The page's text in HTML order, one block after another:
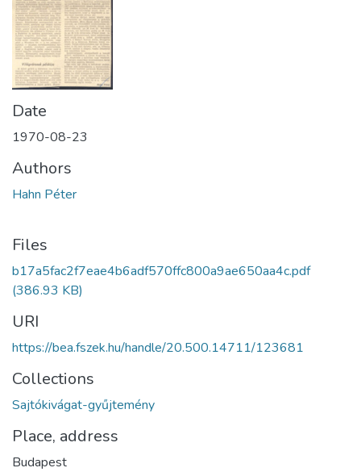
Date
1970-08-23
Authors
Hahn Péter
Files
b17a5fac2f7eae4b6adf570ffc800a9ae650aa4c.pdf
(386.93 KB)
URI
https://bea.fszek.hu/handle/20.500.14711/123681
Collections
Sajtókivágat-gyűjtemény
Place, address
Budapest